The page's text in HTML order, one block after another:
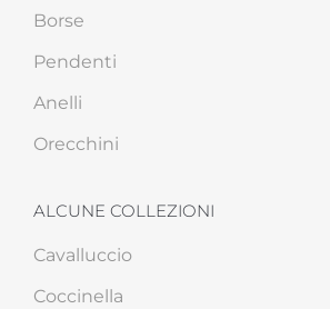
Borse
Pendenti
Anelli
Orecchini
ALCUNE COLLEZIONI
Cavalluccio
Coccinella